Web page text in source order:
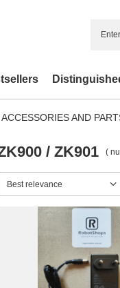
AND
/ ZK901 (
Change sorting
Best relevance